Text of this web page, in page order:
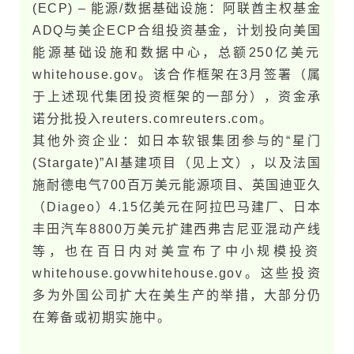
(ECP) – 能源/数据基础设施：阿联酋主权基金
ADQ与美企ECP合组投资基金，计划投向美​国
能源基础设施和数据中心，总额250亿美元​
whitehouse.g​o​v。该合作框架在3月签署（属
于上述现代集团投资框架的一部分），资金承
诺分批投入​reuters.com​reuters.com。
其他外资企业：如日本软银集团参与的“星门
(Stargate)”AI基建项目（见上文），以及法国
施耐德电气700百万美元能源项目、英国迪亚久
（Diageo）4.15亿美元在阿拉巴马建厂、日本
丰田汽车8800万美元扩建西弗吉尼亚混动产线
等，也在百日内对美宣布了中小规模投资​
whitehouse.g​o​v​whitehouse.g​o​v。这些投资
多为外国公司扩大在美生产的举措，大部分仍
在筹备或初期实施中。